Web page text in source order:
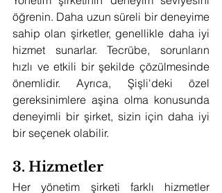
öğrenin. Daha uzun süreli bir deneyime
sahip olan şirketler, genellikle daha iyi
hizmet sunarlar. Tecrübe, sorunların
hızlı ve etkili bir şekilde çözülmesinde
önemlidir. Ayrıca, Şişli'deki özel
gereksinimlere aşina olma konusunda
deneyimli bir şirket, sizin için daha iyi
bir seçenek olabilir.
3. Hizmetler
Her yönetim şirketi farklı hizmetler